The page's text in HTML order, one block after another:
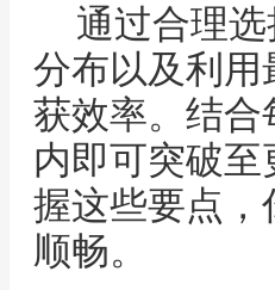
通过合理
分布以及利用
获效率。结合
内即可突破
握这些要点，
顺畅。